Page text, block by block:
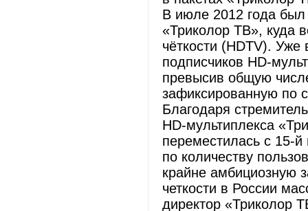
В июле 2012 года
«Триколор ТВ», куда
чёткости (HDTV). Уже
подписчиков HD-
превысив общую
зафиксированную по
Благодаря
HD-мультиплекса
переместилась с 15-й
по количеству
крайне амбициозную
четкости в России
директор «Триколор